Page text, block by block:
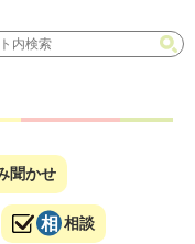
聞かせ
相談